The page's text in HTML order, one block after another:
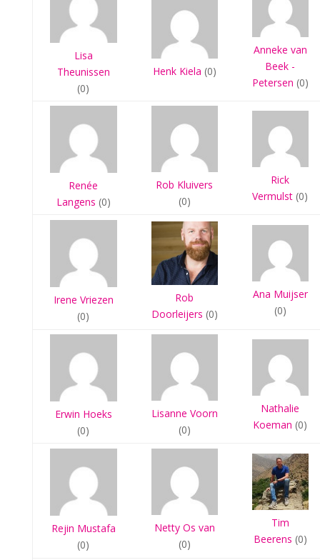
Lisa
Theunissen
(0)
Henk Kiela (0)
Anneke van
Beek -
Petersen (0)
Renée
Langens (0)
Rob Kluivers
(0)
Rick
Vermulst (0)
Irene Vriezen
(0)
Rob
Doorleijers (0)
Ana Muijser
(0)
Erwin Hoeks
(0)
Lisanne Voorn
(0)
Nathalie
Koeman (0)
Rejin Mustafa
(0)
Netty Os van
(0)
Tim
Beerens (0)